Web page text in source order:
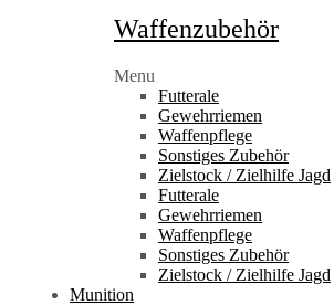
Waffenzubehör
Menu
Futterale
Gewehrriemen
Waffenpflege
Sonstiges Zubehör
Zielstock / Zielhilfe Jagd
Futterale
Gewehrriemen
Waffenpflege
Sonstiges Zubehör
Zielstock / Zielhilfe Jagd
Munition